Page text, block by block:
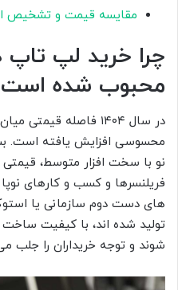
مقایسه قیمت و تشخیص
محبوب شده است
در سال ۱۴۰۴ فاصله
محسوسی افزایش یافته است.
نو با سخت افزار متوسط، قیمتی
فریلنسرها و کسب و کارهای
های دست دوم سازمانی یا
تولید شده اند، با کیفیت ساخت
شوند و توجه خریداران را جلب